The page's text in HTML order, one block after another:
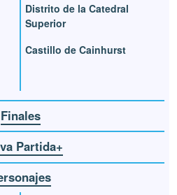
Distrito de la Catedral
Superior
Castillo de Cainhurst
Finales
Partida+